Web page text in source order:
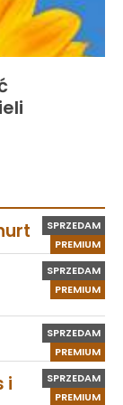
PREMIUM
SPRZEDAM
PREMIUM
SPRZEDAM
PREMIUM
SPRZEDAM
PREMIUM
SPRZEDAM
i